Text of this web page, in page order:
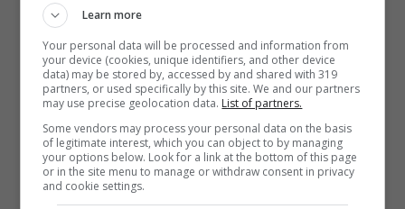
I tassi dei mutui potrebbero scendere, ma non ora
Se l’obiettivo è lontano, allora si avrà una
rimodulazione dei tassi di interesse, che
Learn more
Your personal data will be processed and information from
your device (cookies, unique identifiers, and other device
data) may be stored by, accessed by and shared with 319
partners, or used specifically by this site. We and our partners
may use precise geolocation data. List of partners.
Some vendors may process your personal data on the basis
of legitimate interest, which you can object to by managing
your options below. Look for a link at the bottom of this page
or in the site menu to manage or withdraw consent in privacy
and cookie settings.